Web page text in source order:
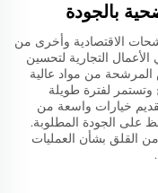
بالجودة
الاقتصادية وأخرى من
التجارية لتحسين
المرشحة من مواد عالية
وتستمر لفترة طويلة
خيارات واسعة من
على الجودة المطلوبة.
القلق بشأن العمليات